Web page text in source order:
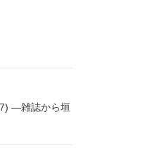
―雑誌から垣